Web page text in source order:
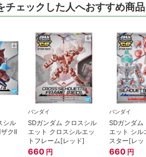
チェックした人へおすすめ商品
シル
クII
バンダイ
SDガンダム クロスシル
エット クロスシルエッ
トフレーム[レッド]
660 円
バンダイ
SDガンダ
エット シル
スター[レッ
660 円